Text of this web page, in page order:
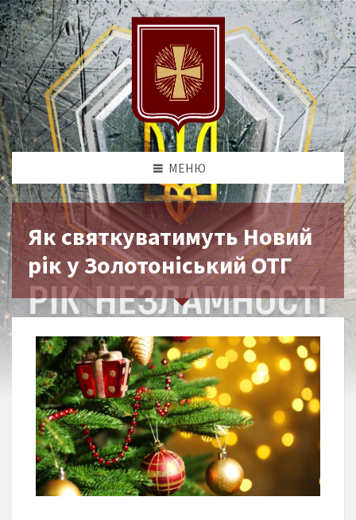
МЕНЮ
Як святкуватимуть Новий
рік у Золотоніський ОТГ